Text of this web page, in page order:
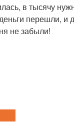
в тысячу
перешли, и
не забыли!